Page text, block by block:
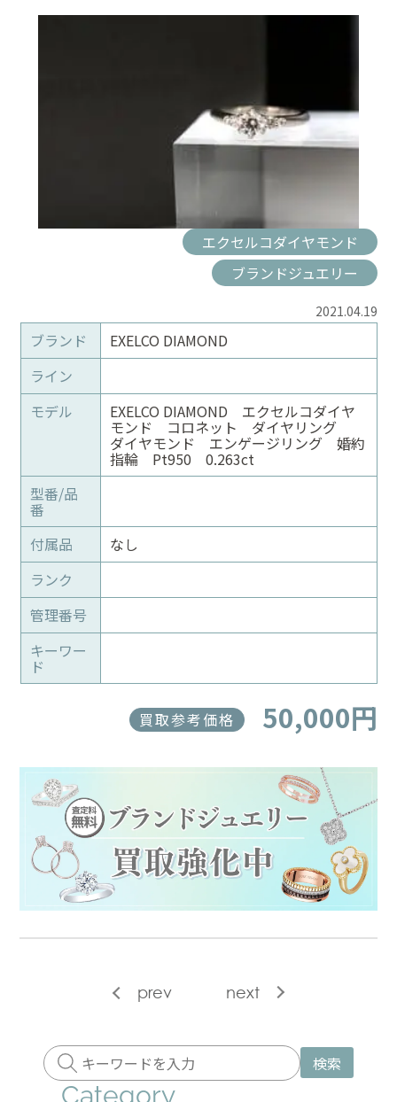
エクセルコダイヤモンド
ブランドジュエリー
2021.04.19
ブランド
EXELCO DIAMOND
ライン
モデル
EXELCO DIAMOND エクセルコダイヤ
モンド コロネット ダイヤリング
ダイヤモンド エンゲージリング 婚約
指輪 Pt950 0.263ct
型番/品
番
付属品
なし
ランク
管理番号
キーワー
ド
買取参考価格 50,000円
prev next
検索
Category